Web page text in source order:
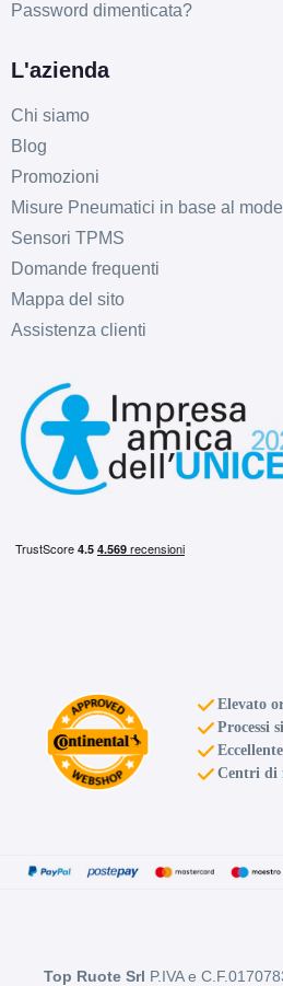
Password dimenticata?
L'azienda
Chi siamo
Blog
Promozioni
Misure Pneumatici in base al
Sensori TPMS
Domande frequenti
Mappa del sito
Assistenza clienti
Elevato
Processi
Centri di
Top Ruote Srl P.IVA e